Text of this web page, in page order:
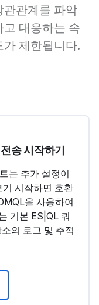
관관계를 파악
고 대응하는 속
가 제한됩니다.
송 시작하기
는 추가 설정이
시작하면 호환
을 사용하여
기본 ES|QL 쿼
의 로그 및 추적